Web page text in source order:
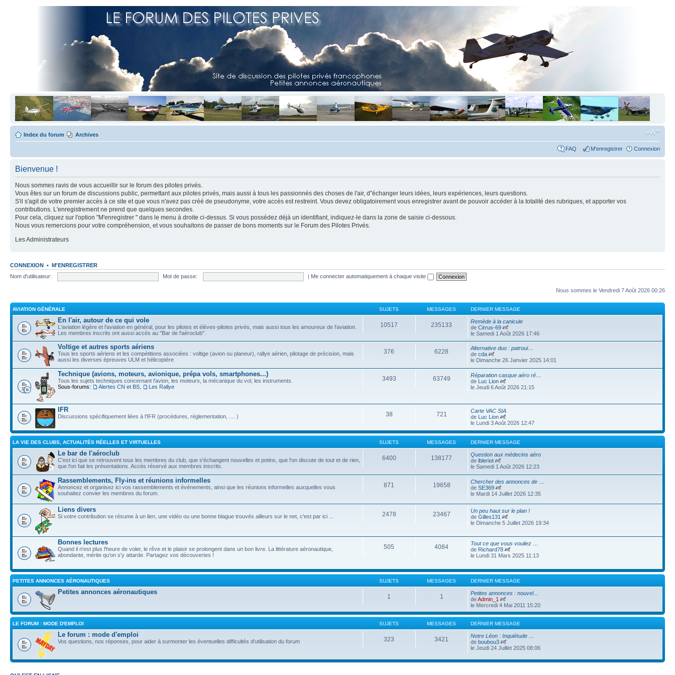
Index du forum Archives
FAQ M'enregistrer Connexion
Bienvenue !
Nous sommes ravis de vous accueillir sur le forum des pilotes privés.
Vous êtes sur un forum de discussions public, permettant aux pilotes privés, mais aussi à tous les passionnés des choses de l'air, d"échanger leurs idées, leurs expériences, leurs questions.
S'il s'agit de votre premier accès à ce site et que vous n'avez pas créé de pseudonyme, votre accès est restreint. Vous devez obligatoirement vous enregistrer avant de pouvoir accéder à la totalité des rubriques, et apporter vos
contributions. L'enregistrement ne prend que quelques secondes.
Pour cela, cliquez sur l'option "M'enregistrer " dans le menu à droite ci-dessus. Si vous possédez déjà un identifiant, indiquez-le dans la zone de saisie ci-dessous.
Nous vous remercions pour votre compréhension, et vous souhaitons de passer de bons moments sur le Forum des Pilotes Privés.
Les Administrateurs
CONNEXION • M'ENREGISTRER
Nom d'utilisateur:
Mot de passe: | Me connecter automatiquement à chaque visite
Nous sommes le Vendredi 7 Août 2026 00:26
AVIATION GÉNÉRALE SUJETS MESSAGES DERNIER MESSAGE
En l'air, autour de ce qui vole
L'aviation légère et l'aviation en général, pour les pilotes et élèves-pilotes privés, mais aussi tous les amoureux de l'aviation.
Les membres inscrits ont aussi accès au "Bar de l'aéroclub".
10517 235133
Remède à la canicule
deCirrus-69
le Samedi 1 Août 2026 17:46
Voltige et autres sports aériens
Tous les sports aériens et les compétitions associées : voltige (avion ou planeur), rallye aérien, pilotage de précision, mais
aussi les diverses épreuves ULM et hélicoptère
376 6228
Alternative duo : patroui…
decda
le Dimanche 26 Janvier 2025 14:01
Technique (avions, moteurs, avionique, prépa vols, smartphones...)
Tous les sujets techniques concernant l'avion, les moteurs, la mécanique du vol, les instruments.
Sous-forums:
Alertes CN et BS Les Rallye
3493 63749
Réparation casque aéro ré…
de Luc Lion
le Jeudi 6 Août 2026 21:15
IFR
Discussions spécifiquement liées à l'IFR (procédures, réglementation, .... ) 38 721
Carte VAC SIA
de Luc Lion
le Lundi 3 Août 2026 12:47
LA VIE DES CLUBS, ACTUALITÉS RÉELLES ET VIRTUELLES SUJETS MESSAGES DERNIER MESSAGE
Le bar de l'aéroclub
C'est ici que se retrouvent tous les membres du club, que s'échangent nouvelles et potins, que l'on discute de tout et de rien,
que l'on fait les présentations. Accès réservé aux membres inscrits.
6400 138177
Question aux médecins aéro
delbleriot
le Samedi 1 Août 2026 12:23
Rassemblements, Fly-ins et réunions informelles
Annoncez et organisez ici vos rassemblements et événements, ainsi que les réunions informelles auxquelles vous
souhaitez convier les membres du forum.
871 19658
Chercher des annonces de …
deSE369
le Mardi 14 Juillet 2026 12:35
Liens divers
Si votre contribution se résume à un lien, une vidéo ou une bonne blague trouvés ailleurs sur le net, c'est par ici ... 2478 23467
Un peu haut sur le plan !
deGilles131
le Dimanche 5 Juillet 2026 19:34
Bonnes lectures
Quand il n'est plus l'heure de voler, le rêve et le plaisir se prolongent dans un bon livre. La littérature aéronautique,
abondante, mérite qu'on s'y attarde. Partagez vos découvertes !
505 4084
Tout ce que vous vouliez …
de Richard78
le Lundi 31 Mars 2025 11:13
PETITES ANNONCES AÉRONAUTIQUES SUJETS MESSAGES DERNIER MESSAGE
Petites annonces aéronautiques
1 1
Petites annonces : nouvel…
deAdmin_1
le Mercredi 4 Mai 2011 15:20
LE FORUM : MODE D'EMPLOI SUJETS MESSAGES DERNIER MESSAGE
Le forum : mode d'emploi
Vos questions, nos réponses, pour aider à surmonter les éventuelles difficultés d'utilisation du forum 323 3421
Notre Léon : Inquiétude …
deboubou3
le Jeudi 24 Juillet 2025 08:06